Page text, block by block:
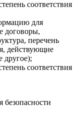
соответствия
для
договоры,
перечень
действующие
другое);
соответствия
безопасности